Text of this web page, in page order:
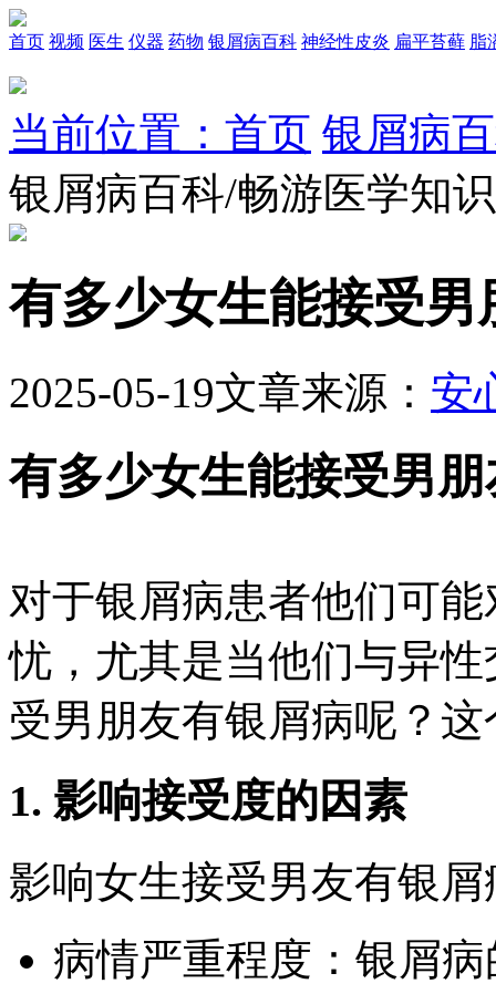
首页 视频 医生 仪器 药物 银屑病百科 神经性皮炎 扁平苔藓 脂
当前位置：首页 银屑病
银屑病百科/畅游医学知
有多少女生能接受男
2025-05-19文章来源： 安
有多少女生能接受男
对于银屑病患者他们可
忧，尤其是当他们与异
受男朋友有银屑病呢？
1. 影响接受度的因素
影响女生接受男友有银
病情严重程度：银屑